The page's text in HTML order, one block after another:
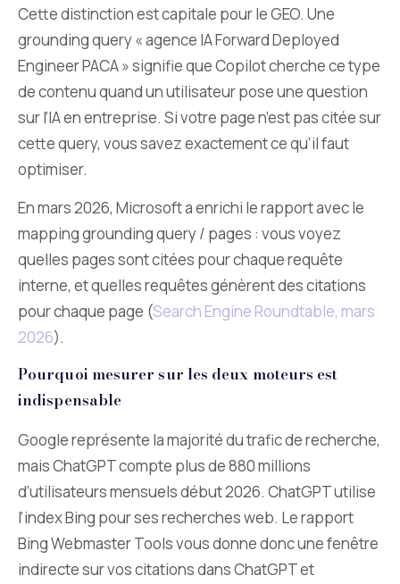
Cette distinction est capitale pour le GEO. Une
grounding query « agence IA Forward Deployed
Engineer PACA » signifie que Copilot cherche ce type
de contenu quand un utilisateur pose une question
sur l’IA en entreprise. Si votre page n’est pas citée sur
cette query, vous savez exactement ce qu’il faut
optimiser.
En mars 2026, Microsoft a enrichi le rapport avec le
mapping grounding query / pages : vous voyez
quelles pages sont citées pour chaque requête
interne, et quelles requêtes génèrent des citations
pour chaque page (Search Engine Roundtable, mars
2026).
Pourquoi mesurer sur les deux moteurs est
indispensable
Google représente la majorité du trafic de recherche,
mais ChatGPT compte plus de 880 millions
d’utilisateurs mensuels début 2026. ChatGPT utilise
l’index Bing pour ses recherches web. Le rapport
Bing Webmaster Tools vous donne donc une fenêtre
indirecte sur vos citations dans ChatGPT et